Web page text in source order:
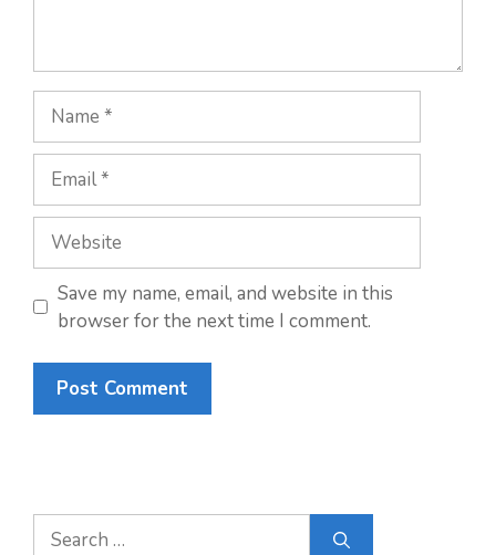
Save my name, email, and website in this
browser for the next time I comment.